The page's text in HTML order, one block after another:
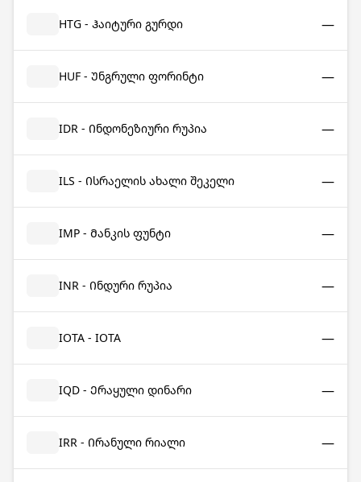
HTG - Ჰაიტური გურდი —
HUF - Უნგრული ფორინტი —
IDR - Ინდონეზიური რუპია —
ILS - Ისრაელის ახალი შეკელი —
IMP - Მანკის ფუნტი —
INR - Ინდური რუპია —
IOTA - IOTA —
IQD - Ერაყული დინარი —
IRR - Ირანული რიალი —